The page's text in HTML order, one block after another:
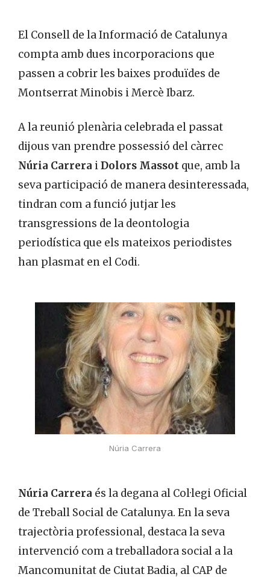
El Consell de la Informació de Catalunya
compta amb dues incorporacions que
passen a cobrir les baixes produïdes de
Montserrat Minobis i Mercè Ibarz.
A la reunió plenària celebrada el passat
dijous van prendre possessió del càrrec
Núria Carrera iDolors Massot que, amb la
seva participació de manera desinteressada,
tindran com a funció jutjar les
transgressions de la deontologia
periodística que els mateixos periodistes
han plasmat en el Codi.
Núria Carrera
Núria Carrera és la degana al Col·legi Oficial
de Treball Social de Catalunya. En la seva
trajectòria professional, destaca la seva
intervenció com a treballadora social a la
Mancomunitat de Ciutat Badia, al CAP de